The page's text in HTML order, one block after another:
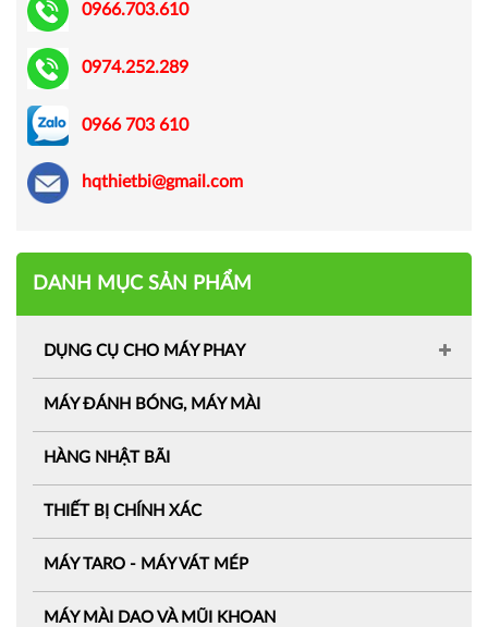
0966.703.610
0974.252.289
0966 703 610
hqthietbi@gmail.com
DANH MỤC SẢN PHẨM
DỤNG CỤ CHO MÁY PHAY
MÁY ĐÁNH BÓNG, MÁY MÀI
HÀNG NHẬT BÃI
THIẾT BỊ CHÍNH XÁC
MÁY TARO - MÁY VÁT MÉP
MÁY MÀI DAO VÀ MŨI KHOAN